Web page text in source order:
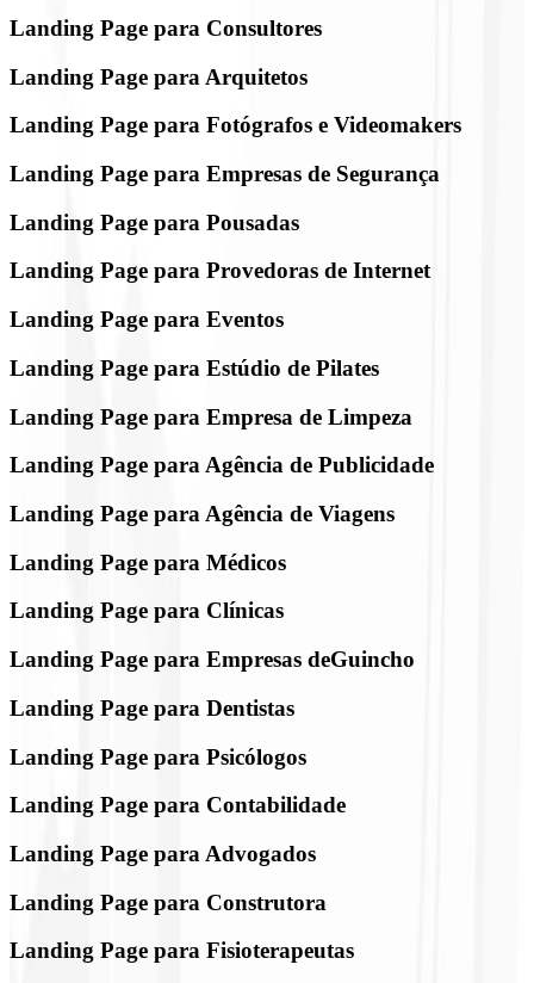
Landing Page para Consultores
Landing Page para Arquitetos
Landing Page para Fotógrafos e Videomakers
Landing Page para Empresas de Segurança
Landing Page para Pousadas
Landing Page para Provedoras de Internet
Landing Page para Eventos
Landing Page para Estúdio de Pilates
Landing Page para Empresa de Limpeza
Landing Page para Agência de Publicidade
Landing Page para Agência de Viagens
Landing Page para Médicos
Landing Page para Clínicas
Landing Page para Empresas deGuincho
Landing Page para Dentistas
Landing Page para Psicólogos
Landing Page para Contabilidade
Landing Page para Advogados
Landing Page para Construtora
Landing Page para Fisioterapeutas